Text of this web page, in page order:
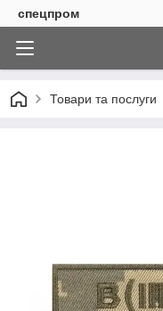
спецпром
Товари та послуги